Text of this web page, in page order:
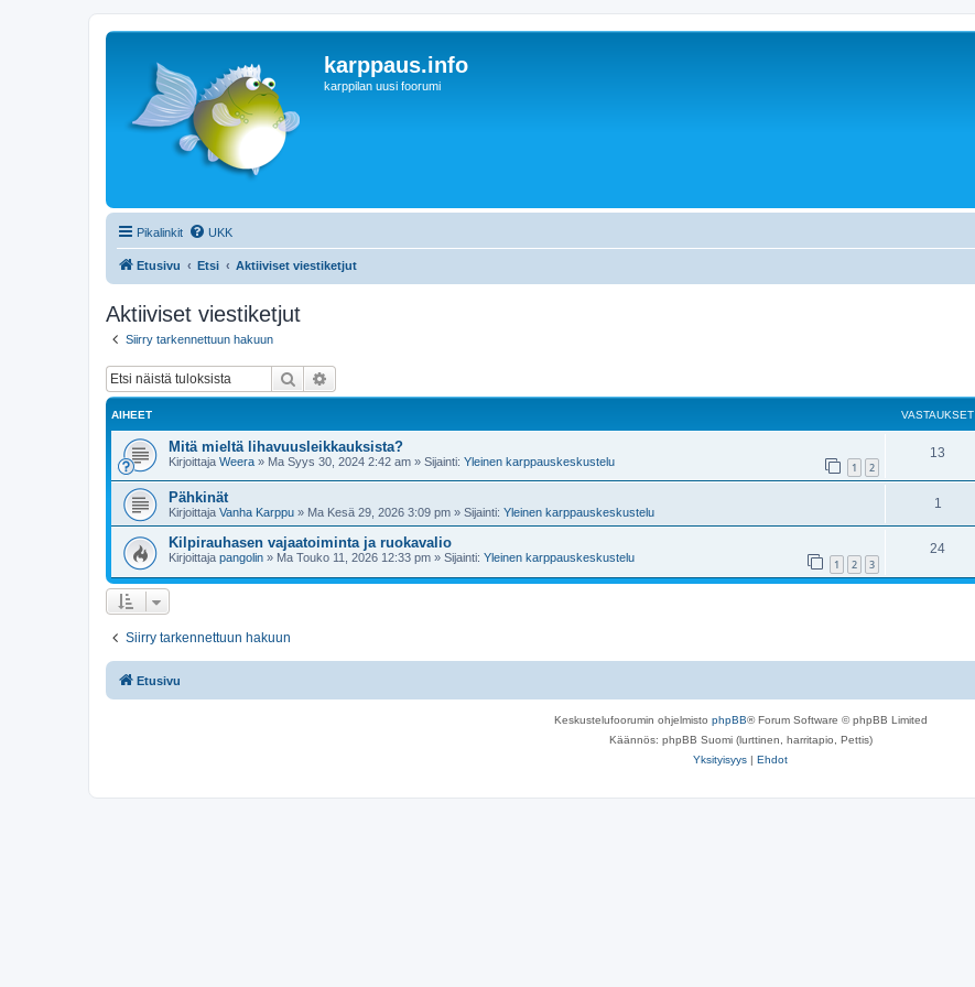
karppaus.info
karppilan uusi foorumi
Pikalinkit UKK
Etusivu Etsi Aktiiviset viestiketjut
Aktiiviset viestiketjut
Siirry tarkennettuun hakuun
Etsi
AIHEET VASTAUKSET
Mitä mieltä lihavuusleikkauksista?
Kirjoittaja Weera » Ma Syys 30, 2024 2:42 am » Sijainti: Yleinen karppauskeskustelu 1 2
13
Pähkinät
Kirjoittaja Vanha Karppu » Ma Kesä 29, 2026 3:09 pm » Sijainti: Yleinen karppauskeskustelu
1
Kilpirauhasen vajaatoiminta ja ruokavalio
Kirjoittaja pangolin » Ma Touko 11, 2026 12:33 pm » Sijainti: Yleinen karppauskeskustelu 1 2 3
24
Siirry tarkennettuun hakuun
Etusivu
Keskustelufoorumin ohjelmisto phpBB® Forum Software © phpBB Limited
Käännös: phpBB Suomi (lurttinen, harritapio, Pettis)
Yksityisyys | Ehdot